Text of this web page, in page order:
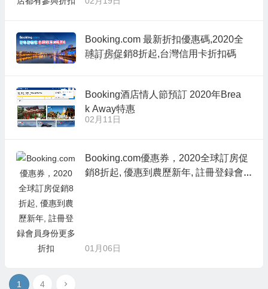
Booking.com 最新折扣優惠碼,2020全
球訂房促銷8折起,台灣信用卡折扣碼
02月13日
Booking酒店情人節預訂 2020年Brea
k Away特惠
02月11日
Booking.com優惠券，2020全球訂房促
銷8折起, 優惠到農歷新年, 註冊登録會
01月06日
1 4